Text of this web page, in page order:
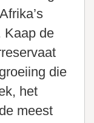
Kaap de
die
het
meest